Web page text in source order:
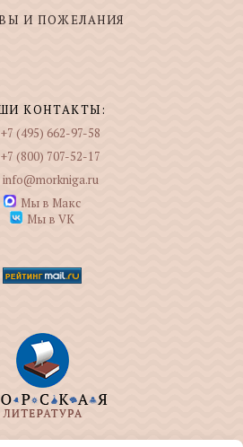
И ПОЖЕЛАНИЯ
КОНТАКТЫ:
+7 (495) 662-97-58
+7 (800) 707-52-17
info@morkniga.ru
Мы в Макс
Мы в VK